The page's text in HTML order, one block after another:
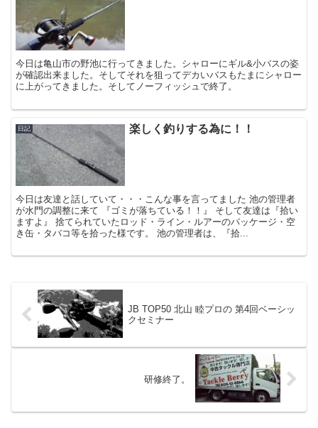
今日は亀山市の野池に行ってきました。シャローにギル&小バスの姿
が確認出来ました。そしてそれを狙ってデカいバスもたまにシャロー
に上がってきました。そしてノーフィッシュで終了。
日記 楽しく釣りする為に！！
今日は友達と話していて・・・こんな事を言ってました 池の管理者
が水門の調整に来て 『ゴミが落ちている！！』 そして友達は『拾い
ますよ』 捨てられていたロッド・ライン・ルアーのパッケージ・空
き缶・タバコ等を拾った様です。 池の管理者は、『拾...
JB TOP50 北山 睦プロの 第4回ベーシッ
クセミナー
研修終了。